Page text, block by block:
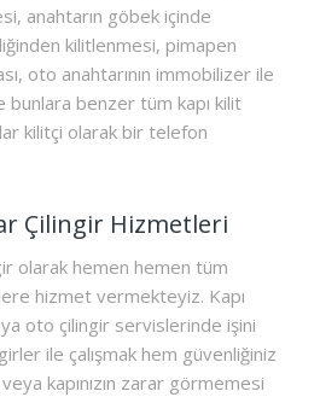
anahtarın göbek içinde
kilitlenmesi, pimapen
oto anahtarının immobilizer ile
bunlara benzer tüm kapı kilit
kilitçi olarak bir telefon
Çilingir Hizmetleri
olarak hemen hemen tüm
hizmet vermekteyiz. Kapı
oto çilingir servislerinde işini
ile çalışmak hem güvenliğiniz
kapınızın zarar görmemesi